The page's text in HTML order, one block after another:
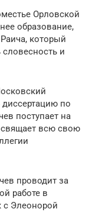
Орловской
образование,
который
и
диссертацию по
поступает на
всю свою
проводит за
работе в
с Элеонорой